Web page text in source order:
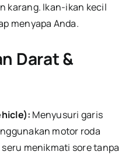
karang. Ikan-ikan kecil
menyapa Anda.
Darat &
Menyusuri garis
motor roda
menikmati sore tanpa